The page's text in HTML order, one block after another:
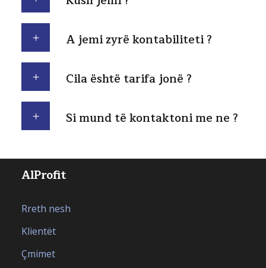
A jemi zyrë kontabiliteti ?
Cila është tarifa jonë ?
Si mund të kontaktoni me ne ?
AlProfit
Rreth nesh
Klientët
Çmimet